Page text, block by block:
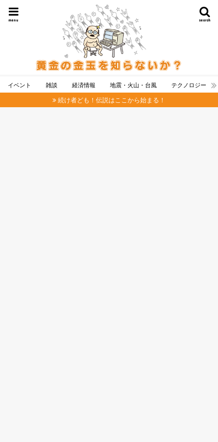
search
menu
イベント 雑談 経済情報 地震・火山・台風 テクノロジー
続け者ども！伝説はここから始まる！